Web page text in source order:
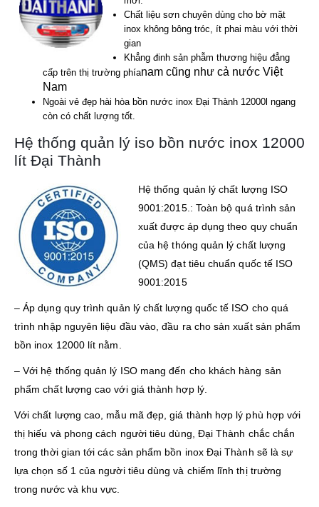
Chất liệu sơn chuyên dùng cho bờ mặt
inox không bông tróc, ít phai màu với thời
gian
Khẳng đinh sản phẫm thương hiệu đẳng
cấp trên thị trường phíanam cũng như cả nước Việt
Nam
Ngoài vẻ đẹp hài hòa bồn nước inox Đại Thành 12000l ngang
còn có chất lượng tốt.
Hệ thống quản lý iso bồn nước inox 12000
lít Đại Thành
Hệ thống quản lý chất lượng ISO
9001:2015.: Toàn bộ quá trình sản
xuất được áp dụng theo quy chuẩn
của hệ thóng quản lý chất lượng
(QMS) đạt tiêu chuẩn quốc tế ISO
9001:2015
– Áp dụng quy trình quản lý chất lượng quốc tế ISO cho quá
trình nhập nguyên liệu đầu vào, đầu ra cho sản xuất sản phẩm
bồn inox 12000 lít nằm.
– Với hệ thống quản lý ISO mang đến cho khách hàng sản
phẩm chất lượng cao với giá thành hợp lý.
Với chất lượng cao, mẫu mã đẹp, giá thành hợp lý phù hợp với
thị hiếu và phong cách người tiêu dùng, Đại Thành chắc chắn
trong thời gian tới các sản phẩm bồn inox Đại Thành sẽ là sự
lựa chọn số 1 của người tiêu dùng và chiếm lĩnh thị trường
trong nước và khu vực.